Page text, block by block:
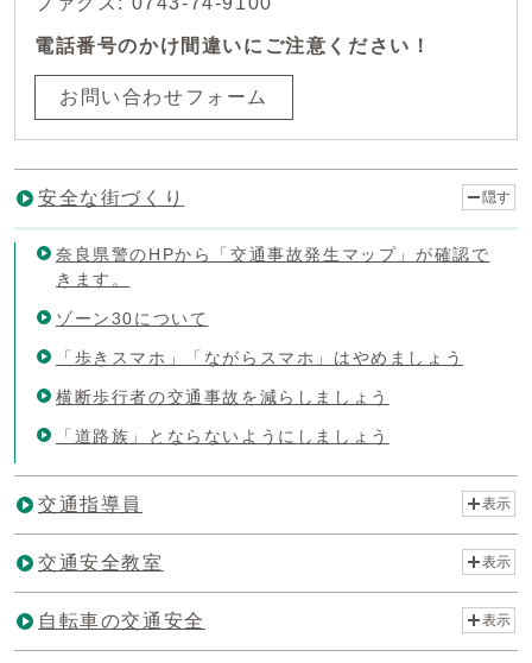
電話番号のかけ間違いにご注意ください！
お問い合わせフォーム
安全な街づくり 隠す
奈良県警のHPから「交通事故発生マップ」が確認で
きます。
ゾーン30について
「歩きスマホ」「ながらスマホ」はやめましょう
横断歩行者の交通事故を減らしましょう
「道路族」とならないようにしましょう
交通指導員 表示
交通安全教室 表示
自転車の交通安全 表示